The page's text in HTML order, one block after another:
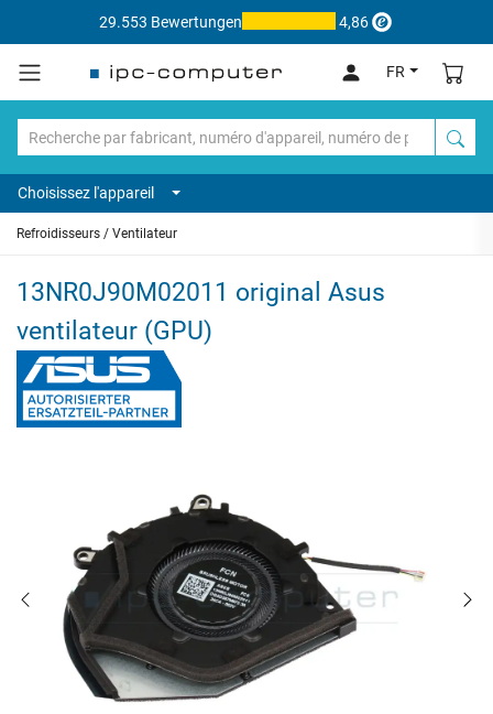
29.553 Bewertungen 4,86
FR
Choisissez l'appareil
Refroidisseurs / Ventilateur
13NR0J90M02011 original Asus
ventilateur (GPU)